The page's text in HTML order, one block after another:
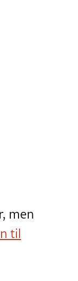
men
til